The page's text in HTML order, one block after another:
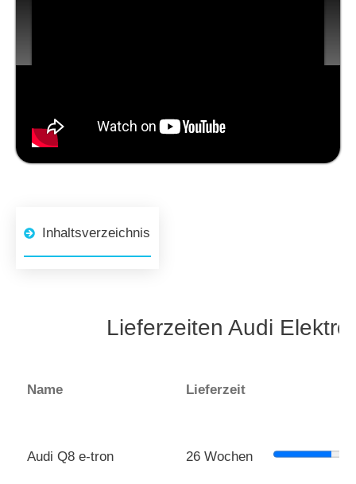
Inhaltsverzeichnis
Lieferzeiten Audi
Name Lieferzeit
Audi Q8 e-tron 26 Wochen